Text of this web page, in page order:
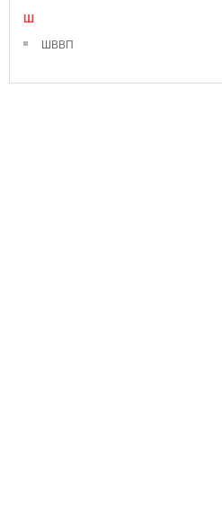
Ш
ШВВП